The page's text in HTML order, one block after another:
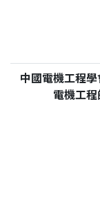
中國電機工程
電機工